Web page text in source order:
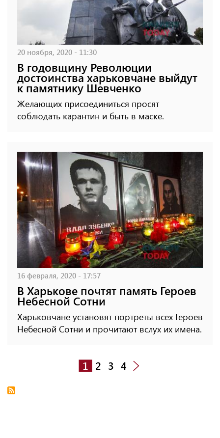
20 ноября, 2020 - 11:30
В годовщину Революции
достоинства харьковчане выйдут
к памятнику Шевченко
Желающих присоединиться просят
соблюдать карантин и быть в маске.
16 февраля, 2020 - 17:57
В Харькове почтят память Героев
Небесной Сотни
Харьковчане установят портреты всех Героев
Небесной Сотни и прочитают вслух их имена.
1 2 3 4